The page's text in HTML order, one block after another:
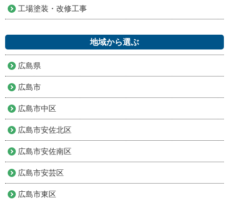
工場塗装・改修工事
地域から選ぶ
広島県
広島市
広島市中区
広島市安佐北区
広島市安佐南区
広島市安芸区
広島市東区